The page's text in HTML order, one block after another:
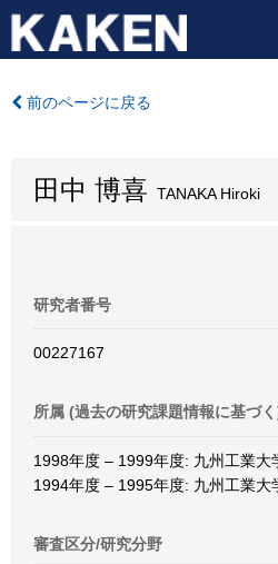
前のページに戻る
田中 博喜 TANAKA Hiroki
研究者番号
00227167
所属 (過去の研究課題情報に基づ
1998年度 – 1999年度: 九州工業大
1994年度 – 1995年度: 九州工業大
審査区分/研究分野